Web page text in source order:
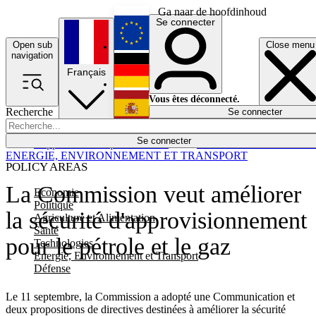
Ga naar de hoofdinhoud
Open sub
navigation
Close menu
Recherche
Se connecter
POLICY AREAS
Economie
Politique
Agriculture et Alimentation
Santé
Technologies
Energie, Environnement et Transport
Défense
Économie
Français
English
Deutsch
Español
Se connecter
Vous êtes déconnecté.
Se connecter
La Commission veut améliorer
la sécurité d'approvisionnement
pour le pétrole et le gaz
Le 11 septembre, la Commission a adopté une Communication et
deux propositions de directives destinées à améliorer la sécurité
ENERGIE, ENVIRONNEMENT ET TRANSPORT